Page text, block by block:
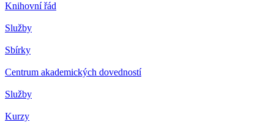
Knihovní řád
Služby
Sbírky
Centrum akademických dovedností
Služby
Kurzy